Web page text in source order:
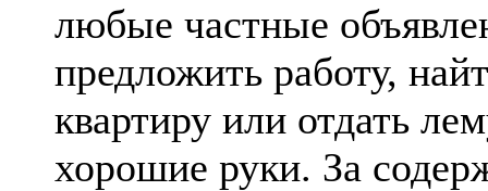
любые частные
предложить работу,
квартиру или отдать
хорошие руки. За